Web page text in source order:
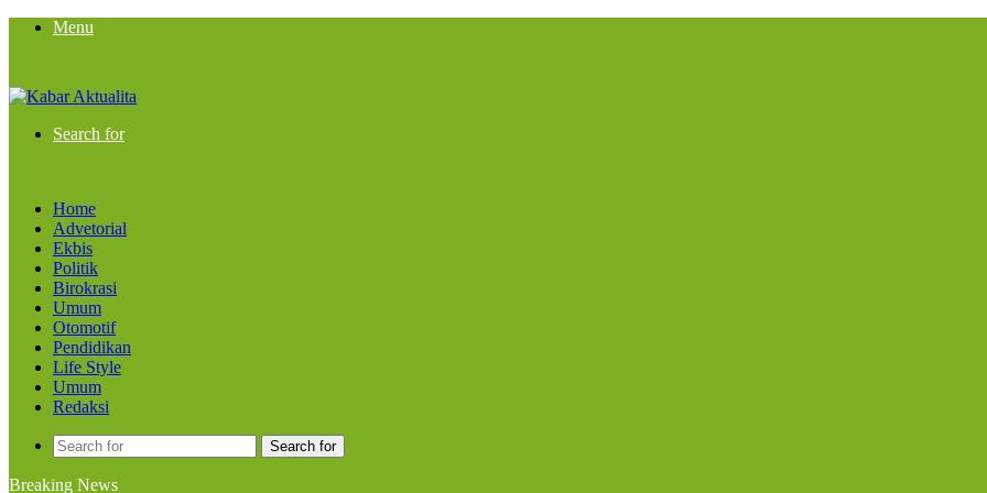
Menu
Search for
Home
Advetorial
Ekbis
Politik
Birokrasi
Umum
Otomotif
Pendidikan
Life Style
Umum
Redaksi
Search for
Breaking News